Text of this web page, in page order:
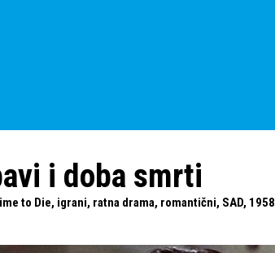
i doba smrti
to Die, igrani, ratna drama, romantični, SAD, 1958